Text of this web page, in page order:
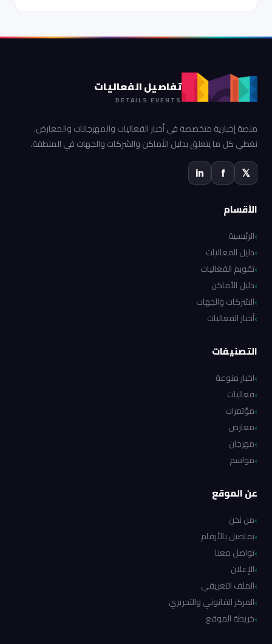
تفاصيل الفعاليات
DETAILS EVENTS
منصة إخبارية متخصصة في أخبار الفعاليات والمهرجانات والمعارض.
نغطي كل ما يتعلق بدليل الأماكن والشركات والجهات في المنطقة.
𝕏
f
in
الأقسام
الرئيسية
دليل الفعاليات
تقويم الفعاليات
دليل الأماكن
الشركات والجهات
أخبار الفعاليات
التصنيفات
اخبار منوعة
فعاليات
مؤتمرات
معارض
مهرجان
مواسم
عن الموقع
من نحن
تفاصيل بالأرقام
تواصل معنا
الإعلان
الملف التعريفي
المركز القانوني والتحريري
خريطة الموقع